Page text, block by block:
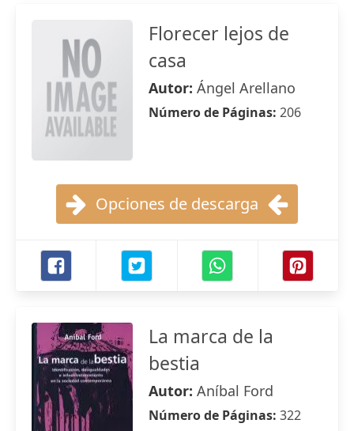
Florecer lejos de
casa
Autor: Ángel Arellano
Número de Páginas: 206
Opciones de descarga
La marca de la
bestia
Autor: Aníbal Ford
Número de Páginas: 322